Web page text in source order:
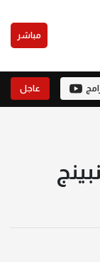
مباشر
عاجل